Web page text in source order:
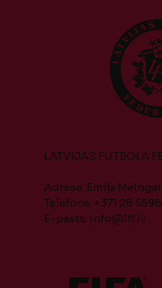
LATVIJAS FUTBOLA
Adrese: Emiļa
Telefons: +371 28
E-pasts: info@lff.lv